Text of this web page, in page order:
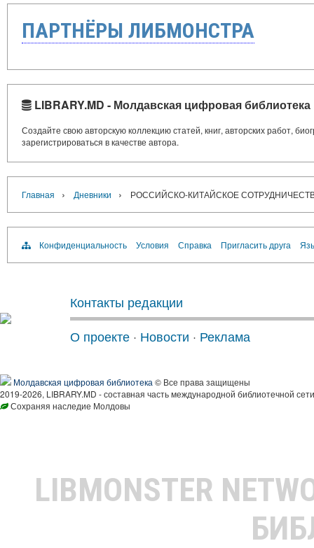
ПАРТНЁРЫ ЛИБМОНСТРА
LIBRARY.MD - Молдавская цифровая библиотека
Создайте свою авторскую коллекцию статей, книг, авторских работ,
зарегистрироваться в качестве автора.
Главная › Дневники › РОССИЙСКО-КИТАЙСКОЕ
Конфиденциальность Условия Справка Пригласить друга
Контакты редакции
О проекте · Новости · Реклама
Молдавская цифровая библиотека © Все права защищены
2019-2026, LIBRARY.MD - составная часть международной библиотечной
Сохраняя наследие Молдовы
LIBMONSTER